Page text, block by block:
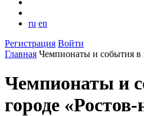
ru en
Регистрация Войти
Главная Чемпионаты и события в
Чемпионаты и
городе